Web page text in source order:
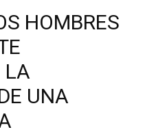
HOMBRES
LA
UNA